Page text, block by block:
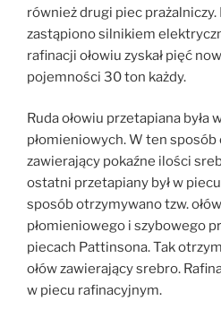
również drugi piec
zastąpiono silnikiem
rafinacji ołowiu zyskał pięć
pojemności 30 ton każdy.
Ruda ołowiu przetapiana była
płomieniowych. W ten
zawierający pokaźne ilości
ostatni przetapiany był w
sposób otrzymywano tzw.
płomieniowego i szybowego
piecach Pattinsona. Tak
ołów zawierający srebro.
w piecu rafinacyjnym.